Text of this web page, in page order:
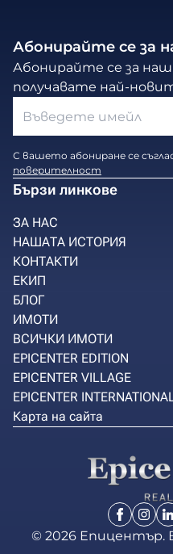
Абонирайте се за
Абонирайте се за
получавате най-
С вашето абониране се
поверителност
Бързи линкове
ЗА НАС
НАШАТА ИСТОРИЯ
КОНТАКТИ
ЕКИП
БЛОГ
ИМОТИ
ВСИЧКИ ИМОТИ
EPICENTER EDITION
EPICENTER VILLAGE
EPICENTER
Карта на сайта
© 2026 Епицентър.